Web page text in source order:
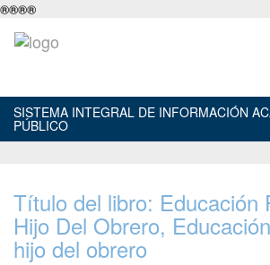
®®®®
SISTEMA INTEGRAL DE INFORMACIÓN
PÚBLICO
Título del libro: Educación
Hijo Del Obrero,
hijo del obrero